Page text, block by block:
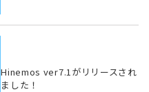
Hinemos ver7.1がリリースされ
ました！